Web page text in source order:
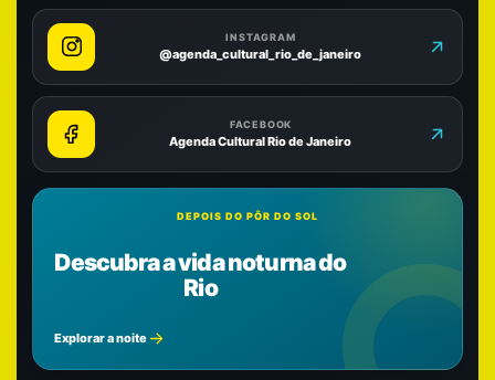
INSTAGRAM
@agenda_cultural_rio_de_janeiro
FACEBOOK
Agenda Cultural Rio de Janeiro
DEPOIS DO PÔR DO SOL
Descubra a vida noturna do
Rio
Explorar a noite